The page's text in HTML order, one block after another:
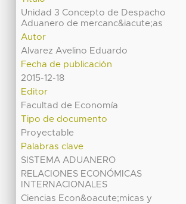
Unidad 3 Concepto de Despacho
Aduanero de mercanc&iacute;as
Autor
Alvarez Avelino Eduardo
Fecha de publicación
2015-12-18
Editor
Facultad de Economía
Tipo de documento
Proyectable
Palabras clave
SISTEMA ADUANERO
RELACIONES ECONÓMICAS
INTERNACIONALES
Ciencias Econ&oacute;micas y